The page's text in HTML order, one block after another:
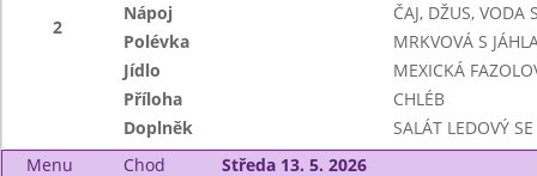
2
Nápoj
ČAJ, DŽUS, VODA
Polévka
MRKVOVÁ S
Jídlo
MEXICKÁ
Příloha
CHLÉB
Doplněk
SALÁT LEDOVÝ
Menu
Chod
Středa 13. 5. 2026